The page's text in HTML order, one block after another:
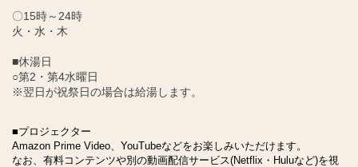
〇15時～24時
火・水・木
■休湯日
○第2・第4水曜日
※翌日が祝祭日の場合は給湯します。
■プロジェクター
Amazon Prime Video、YouTubeなどをお楽しみいただけます。
なお、有料コンテンツや別の動画配信サービス(Netflix・Huluなど)を視